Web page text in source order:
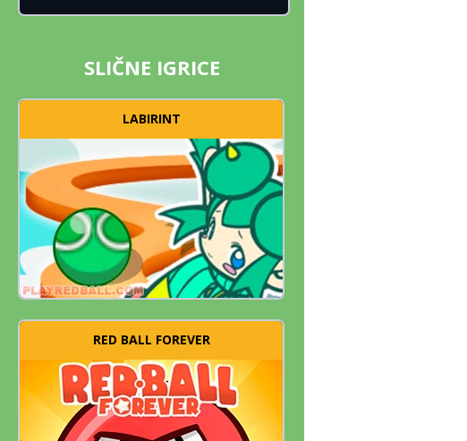
SLIČNE IGRICE
LABIRINT
RED BALL FOREVER